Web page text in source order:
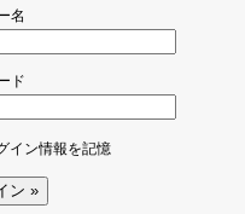
名
ド
イン情報を記憶